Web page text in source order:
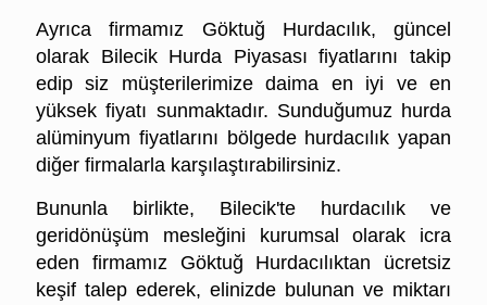
Ayrıca firmamız Göktuğ Hurdacılık, güncel
olarak Bilecik Hurda Piyasası fiyatlarını takip
edipsiz müşterilerimize daima en iyi ve en
yüksek fiyatı sunmaktadır. Sunduğumuz hurda
alüminyum fiyatlarını bölgede hurdacılık yapan
diğer firmalarla karşılaştırabilirsiniz.
Bununla birlikte, Bilecik'te hurdacılık ve
geridönüşüm mesleğini kurumsal olarak icra
eden firmamız Göktuğ Hurdacılıktan ücretsiz
keşif talep ederek, elinizde bulunan ve miktarı